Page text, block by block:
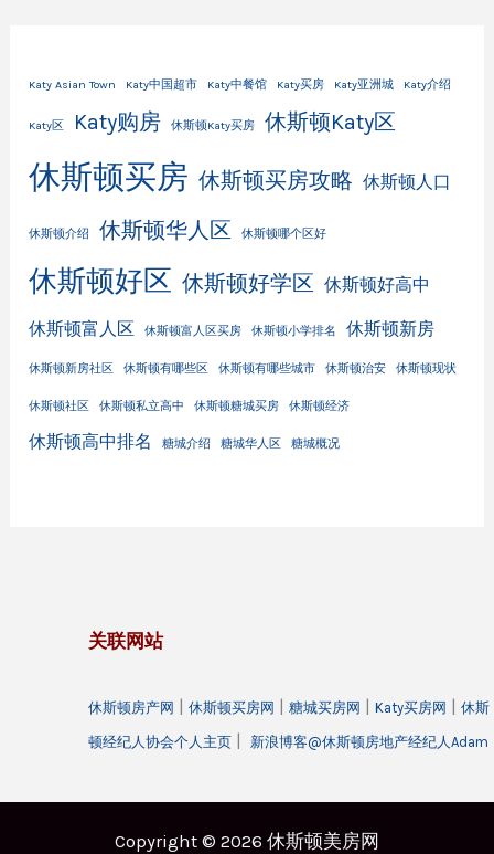
Katy Asian Town Katy中国超市 Katy中餐馆 Katy买房 Katy亚洲城 Katy介绍
Katy区 Katy购房 休斯顿Katy买房 休斯顿Katy区
休斯顿买房 休斯顿买房攻略 休斯顿人口
休斯顿介绍 休斯顿华人区 休斯顿哪个区好
休斯顿好区 休斯顿好学区 休斯顿好高中
休斯顿富人区 休斯顿富人区买房 休斯顿小学排名 休斯顿新房
休斯顿新房社区 休斯顿有哪些区 休斯顿有哪些城市 休斯顿治安 休斯顿现状
休斯顿社区 休斯顿私立高中 休斯顿糖城买房 休斯顿经济
休斯顿高中排名 糖城介绍 糖城华人区 糖城概况
关联网站
休斯顿房产网 | 休斯顿买房网 | 糖城买房网 | Katy买房网 | 休斯
顿经纪人协会个人主页 | 新浪博客@休斯顿房地产经纪人Adam
Copyright © 2026 休斯顿美房网